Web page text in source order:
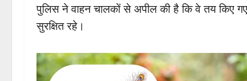
पुलिस ने वाहन चालकों से अपील की है कि वे तय किए
सुरक्षित रहे।